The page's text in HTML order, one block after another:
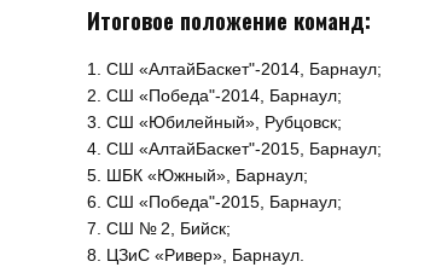
Итоговое положение команд:
1. СШ «АлтайБаскет"-2014, Барнаул;
2. СШ «Победа"-2014, Барнаул;
3. СШ «Юбилейный», Рубцовск;
4. СШ «АлтайБаскет"-2015, Барнаул;
5. ШБК «Южный», Барнаул;
6. СШ «Победа"-2015, Барнаул;
7. СШ № 2, Бийск;
8. ЦЗиС «Ривер», Барнаул.